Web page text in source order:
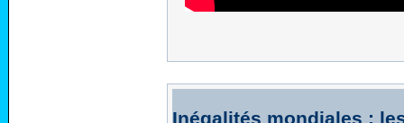
Inégalités mondiales :